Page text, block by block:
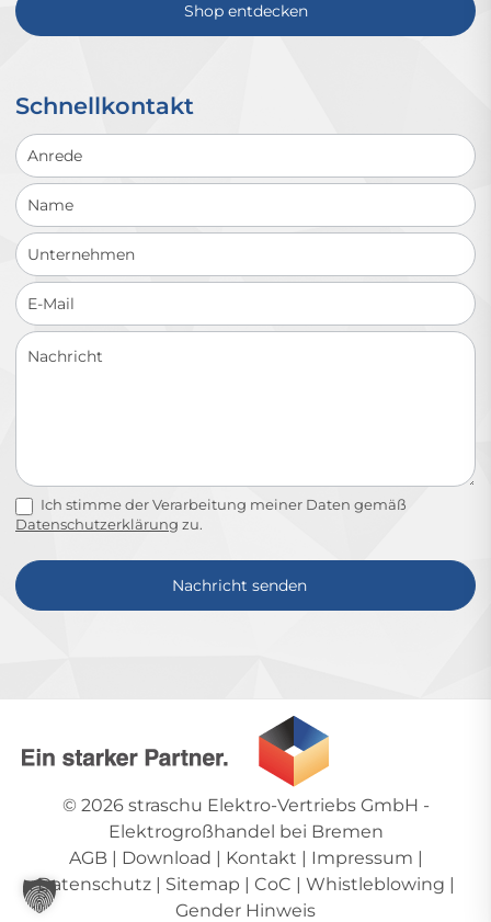
Shop entdecken
Schnellkontakt
Schnellkontakt
Ich stimme der Verarbeitung meiner Daten gemäß
Datenschutzerklärung zu.
Nachricht senden
© 2026 straschu Elektro-Vertriebs GmbH -
Elektrogroßhandel bei Bremen
AGB | Download | Kontakt | Impressum |
Datenschutz| Sitemap | CoC | Whistleblowing |
Gender Hinweis